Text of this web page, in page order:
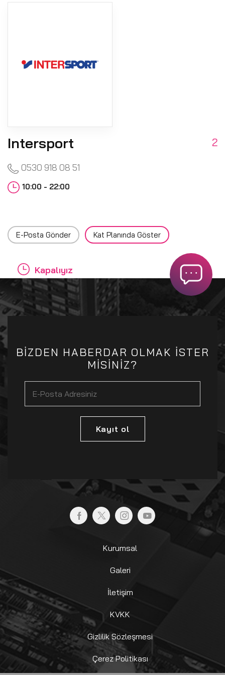
Intersport 2
0530 918 08 51
10:00 - 22:00
E-Posta Gönder Kat Planında Göster
Kapalıyız
BİZDEN HABERDAR OLMAK İSTER
MİSİNİZ?
Kayıt ol
Kurumsal
Galeri
İletişim
KVKK
Gizlilik Sözleşmesi
Çerez Politikası